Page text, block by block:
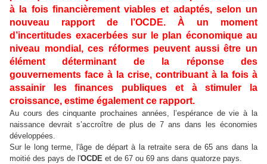
à la fois financièrement viables et adaptés, selon un
nouveau rapport de l’OCDE. À un moment
d’incertitudes exacerbées sur le plan économique au
niveau mondial, ces réformes peuvent aussi être un
élément déterminant de la réponse des
gouvernements face à la crise, contribuant à la fois à
assainir les finances publiques et à stimuler la
croissance, estime également ce rapport.
Au cours des cinquante prochaines années, l’espérance de vie à la
naissance devrait s’accroître de plus de 7 ans dans les économies
développées.
Sur le long terme, l'âge de départ à la retraite sera de 65 ans dans la
moitié des pays de l'OCDE et de 67 ou 69 ans dans quatorze pays.